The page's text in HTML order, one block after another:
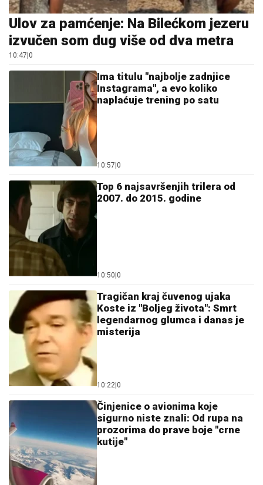
Ulov za pamćenje: Na Bilećkom jezeru
izvučen som dug više od dva metra
10:47 0
Ima titulu "najbolje zadnjice
Instagrama", a evo koliko
naplaćuje trening po satu
10:57 0
Top 6 najsavršenjih trilera od
2007. do 2015. godine
10:50 0
Tragičan kraj čuvenog ujaka
Koste iz "Boljeg života": Smrt
legendarnog glumca i danas je
misterija
10:22 0
Činjenice o avionima koje
sigurno niste znali: Od rupa na
prozorima do prave boje "crne
kutije"